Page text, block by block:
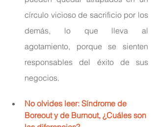
círculo vicioso de sacrificio por los
demás, lo que lleva al
agotamiento, porque se sienten
responsables del éxito de sus
negocios.
No olvides leer: Síndrome de
Boreout y de Burnout, ¿Cuáles son